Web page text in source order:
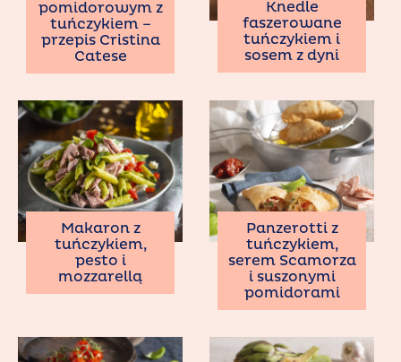
pomidorowym z
tuńczykiem –
przepis Cristina
Catese
Knedle
faszerowane
tuńczykiem i
sosem z dyni
Makaron z
tuńczykiem,
pesto i
mozzarellą
Panzerotti z
tuńczykiem,
serem Scamorza
i suszonymi
pomidorami